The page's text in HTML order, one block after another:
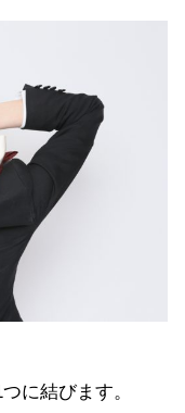
に結びます。